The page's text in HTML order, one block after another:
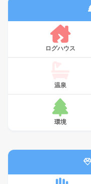
ログハウス
温泉
環境